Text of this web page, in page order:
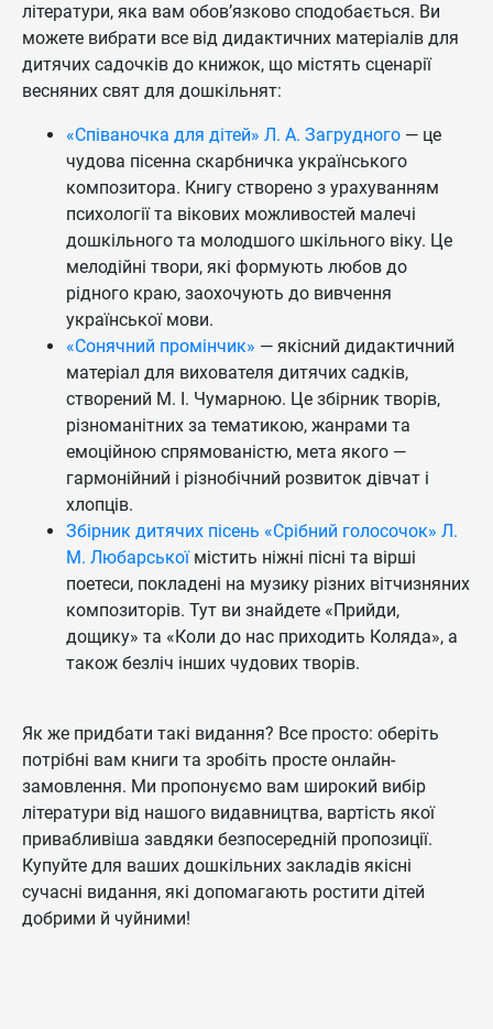
літератури, яка вам обов’язково сподобається. Ви
можете вибрати все від дидактичних матеріалів для
дитячих садочків до книжок, що містять сценарії
весняних свят для дошкільнят:
«Співаночка для дітей» Л. А. Загрудного — це
чудова пісенна скарбничка українського
композитора. Книгу створено з урахуванням
психології та вікових можливостей малечі
дошкільного та молодшого шкільного віку. Це
мелодійні твори, які формують любов до
рідного краю, заохочують до вивчення
української мови.
«Сонячний промінчик» — якісний дидактичний
матеріал для вихователя дитячих садків,
створений М. І. Чумарною. Це збірник творів,
різноманітних за тематикою, жанрами та
емоційною спрямованістю, мета якого —
гармонійний і різнобічний розвиток дівчат і
хлопців.
Збірник дитячих пісень «Срібний голосочок» Л.
М. Любарськоїмістить ніжні пісні та вірші
поетеси, покладені на музику різних вітчизняних
композиторів. Тут ви знайдете «Прийди,
дощику» та «Коли до нас приходить Коляда», а
також безліч інших чудових творів.
Як же придбати такі видання? Все просто: оберіть
потрібні вам книги та зробіть просте онлайн-
замовлення. Ми пропонуємо вам широкий вибір
літератури від нашого видавництва, вартість якої
привабливіша завдяки безпосередній пропозиції.
Купуйте для ваших дошкільних закладів якісні
сучасні видання, які допомагають ростити дітей
добрими й чуйними!